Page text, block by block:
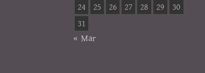
24
25 26 27 28 29
30
31
« Mar